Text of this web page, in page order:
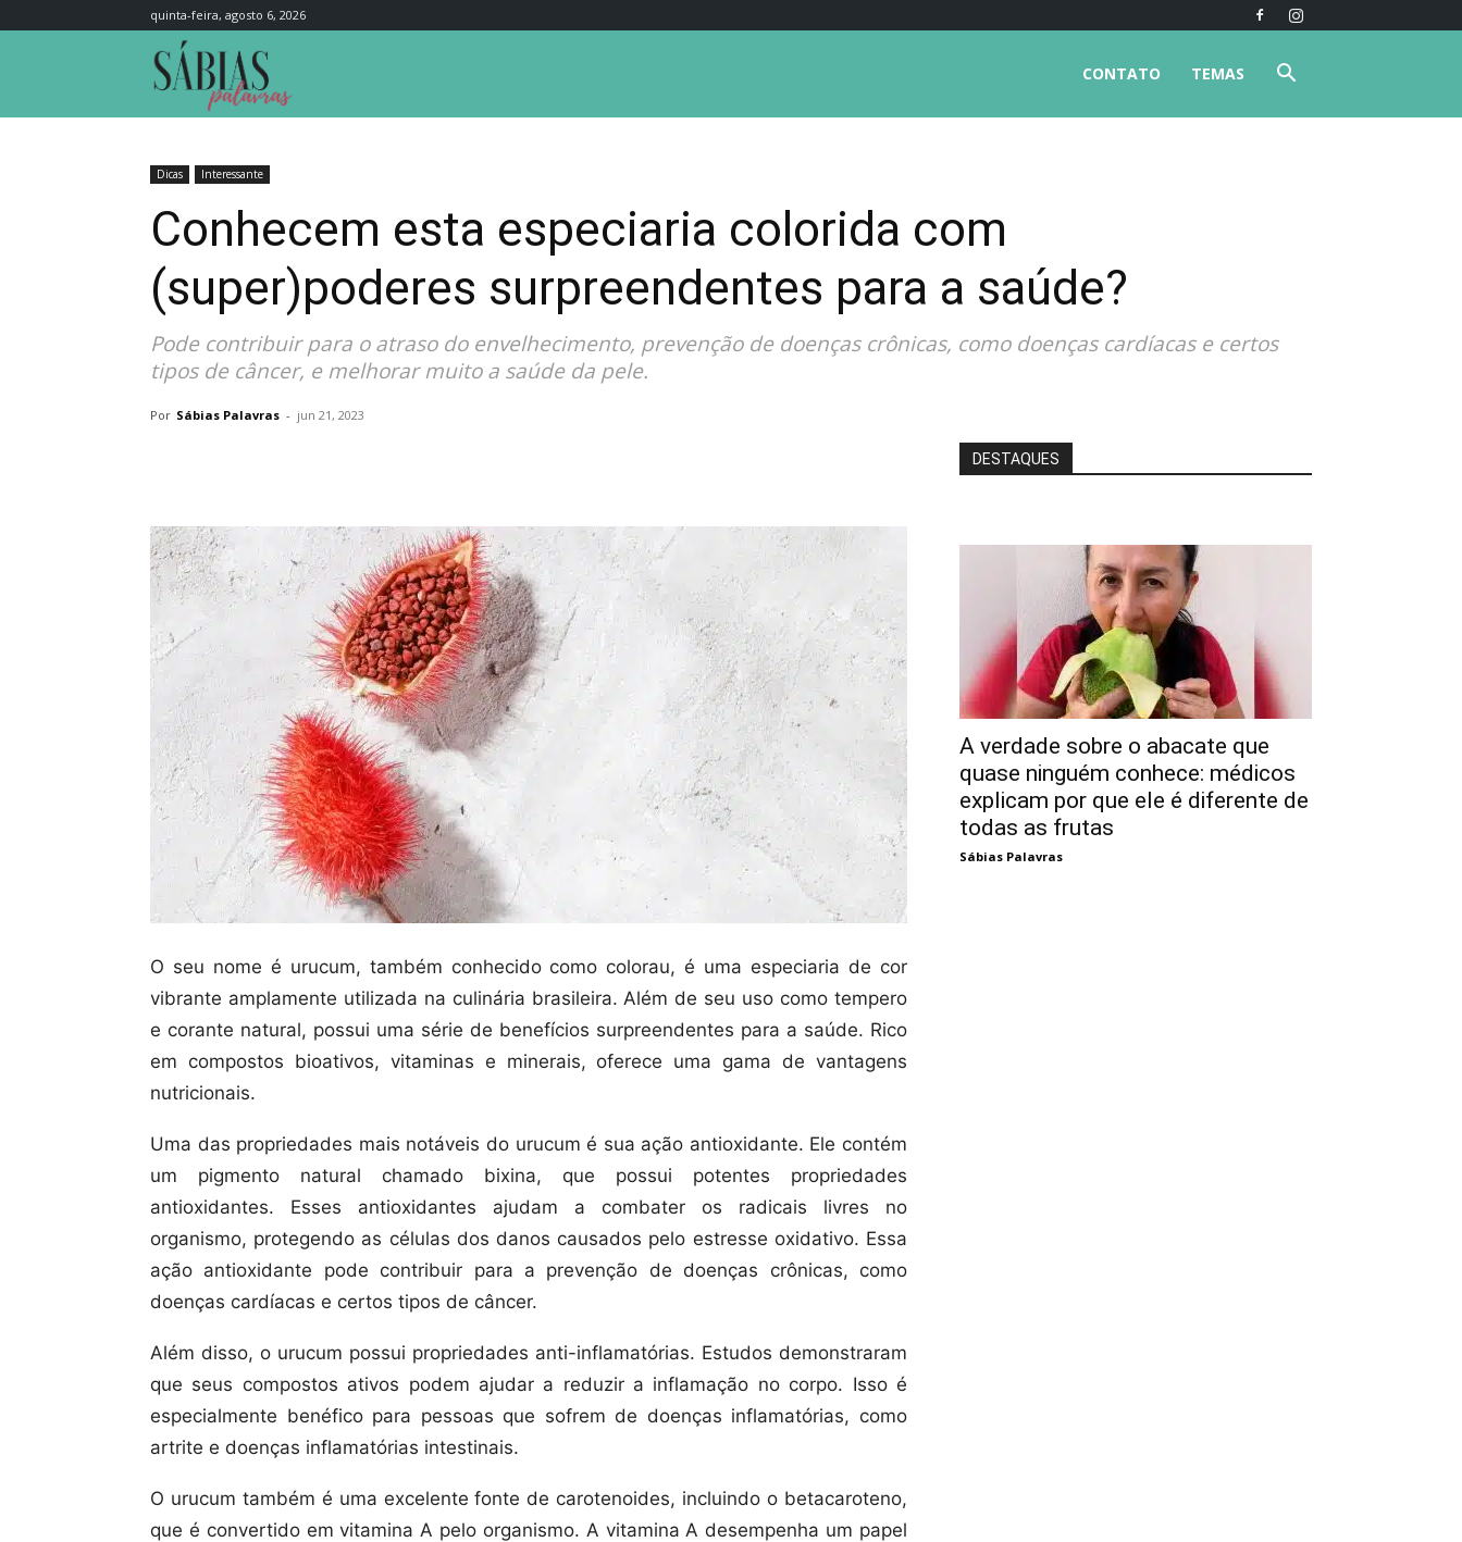
quinta-feira, agosto 6, 2026
TEMAS
CONTATO
Dicas Interessante
Conhecem esta especiaria colorida com
(super)poderes surpreendentes para a saúde?
Pode contribuir para o atraso do envelhecimento, prevenção de doenças crônicas, como doenças cardíacas e certos
tipos de câncer, e melhorar muito a saúde da pele.
Por Sábias Palavras - jun 21, 2023
O seu nome é urucum, também conhecido como colorau, é uma especiaria de cor
vibrante amplamente utilizada na culinária brasileira. Além de seu uso como tempero
e corante natural, possui uma série de benefícios surpreendentes para a saúde. Rico
em compostos bioativos, vitaminas e minerais, oferece uma gama de vantagens
nutricionais.
Uma das propriedades mais notáveis ​​do urucum é sua ação antioxidante. Ele contém
um pigmento natural chamado bixina, que possui potentes propriedades
antioxidantes. Esses antioxidantes ajudam a combater os radicais livres no
organismo, protegendo as células dos danos causados ​​pelo estresse oxidativo. Essa
ação antioxidante pode contribuir para a prevenção de doenças crônicas, como
doenças cardíacas e certos tipos de câncer.
Além disso, o urucum possui propriedades anti-inflamatórias. Estudos demonstraram
que seus compostos ativos podem ajudar a reduzir a inflamação no corpo. Isso é
especialmente benéfico para pessoas que sofrem de doenças inflamatórias, como
artrite e doenças inflamatórias intestinais.
O urucum também é uma excelente fonte de carotenoides, incluindo o betacaroteno,
que é convertido em vitamina A pelo organismo. A vitamina A desempenha um papel
DESTAQUES
A verdade sobre o abacate que
quase ninguém conhece: médicos
explicam por que ele é diferente de
todas as frutas
Sábias Palavras